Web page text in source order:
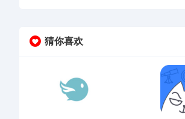
猜你喜欢